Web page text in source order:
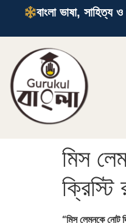
বাংলা ভাষা, সাহিত্য
মিস
“মিস লেমনকে নোট